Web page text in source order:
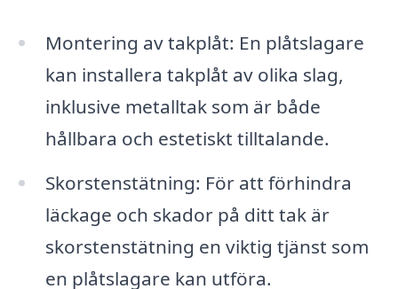
Montering av takplåt: En plåtslagare
kan installera takplåt av olika slag,
inklusive metalltak som är både
hållbara och estetiskt tilltalande.
Skorstenstätning: För att förhindra
läckage och skador på ditt tak är
skorstenstätning en viktig tjänst som
en plåtslagare kan utföra.